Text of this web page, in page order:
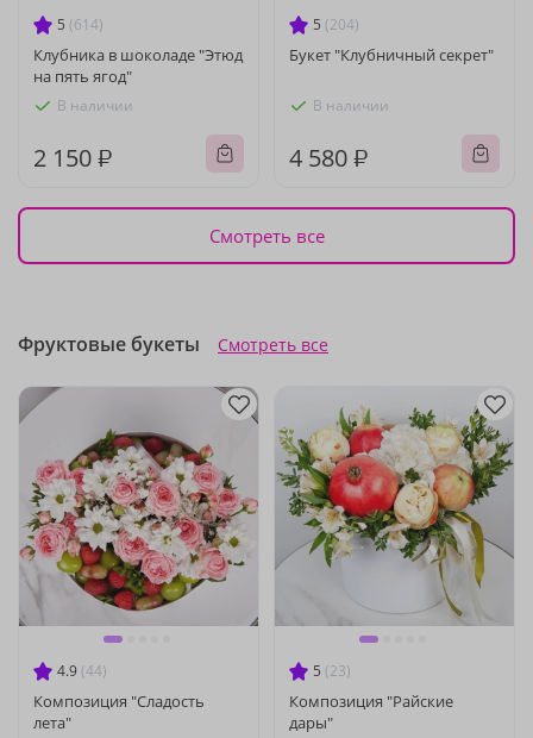
5 (614)
Клубника в шоколаде "Этюд
на пять ягод"
В наличии
2 150 ₽
5 (204)
Букет "Клубничный секрет"
В наличии
4 580 ₽
Смотреть все
Фруктовые букеты Смотреть все
4.9 (44)
Композиция "Сладость
лета"
5 (23)
Композиция "Райские
дары"